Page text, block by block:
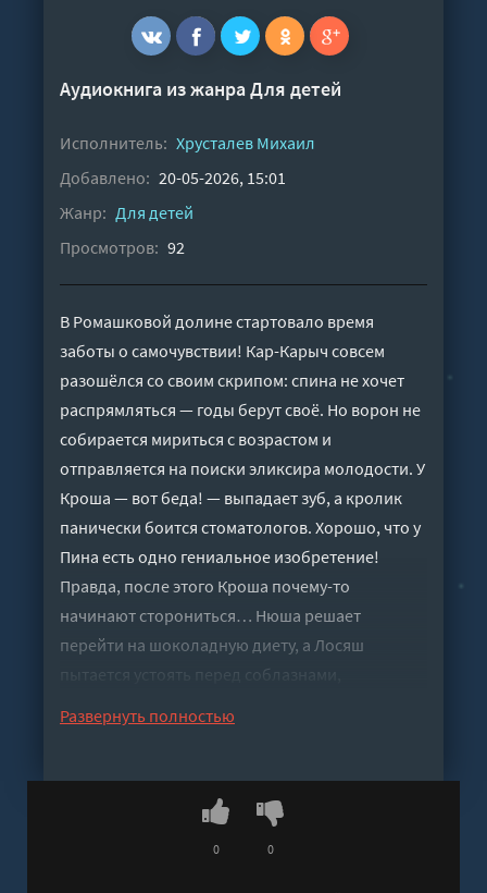
Аудиокнига из жанраДля детей
Исполнитель: Хрусталев Михаил
Добавлено: 20-05-2026, 15:01
Жанр: Для детей
Просмотров: 92
В Ромашковой долине стартовало время
заботы о самочувствии! Кар-Карыч совсем
разошёлся со своим скрипом: спина не хочет
распрямляться — годы берут своё. Но ворон не
собирается мириться с возрастом и
отправляется на поиски эликсира молодости. У
Кроша — вот беда! — выпадает зуб, а кролик
панически боится стоматологов. Хорошо, что у
Пина есть одно гениальное изобретение!
Правда, после этого Кроша почему-то
начинают сторониться… Нюша решает
перейти на шоколадную диету, а Лосяш
пытается устоять перед соблазнами,
свежие истории о любимых героях и слушайте с
пользой для здоровья!
Развернуть полностью
0 0